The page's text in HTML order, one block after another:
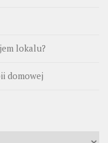
lokalu?
domowej